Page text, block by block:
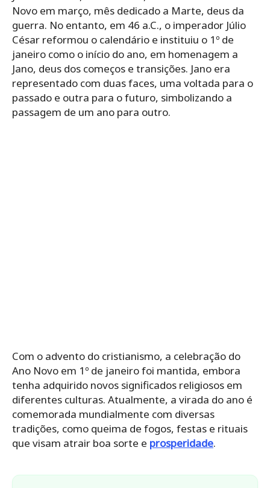
Novo em março, mês dedicado a Marte, deus da
guerra. No entanto, em 46 a.C., o imperador Júlio
César reformou o calendário e instituiu o 1º de
janeiro como o início do ano, em homenagem a
Jano, deus dos começos e transições. Jano era
representado com duas faces, uma voltada para o
passado e outra para o futuro, simbolizando a
passagem de um ano para outro.
Com o advento do cristianismo, a celebração do
Ano Novo em 1º de janeiro foi mantida, embora
tenha adquirido novos significados religiosos em
diferentes culturas. Atualmente, a virada do ano é
comemorada mundialmente com diversas
tradições, como queima de fogos, festas e rituais
que visam atrair boa sorte e prosperidade.